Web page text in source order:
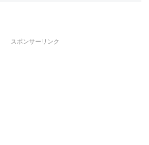
スポンサーリンク